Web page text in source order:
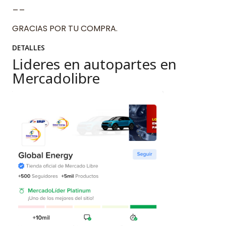
GRACIAS POR TU COMPRA.
DETALLES
Lideres en autopartes en
Mercadolibre